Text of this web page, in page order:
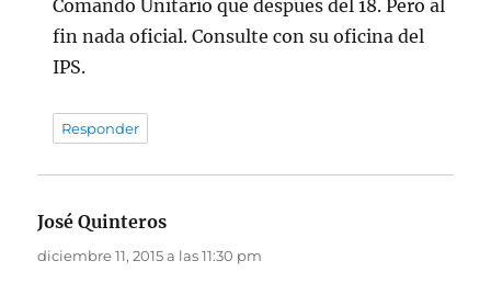
Comando Unitario que despues del 18. Pero al
fin nada oficial. Consulte con su oficina del
IPS.
Responder
José Quinteros
diciembre 11, 2015 a las 11:30 pm